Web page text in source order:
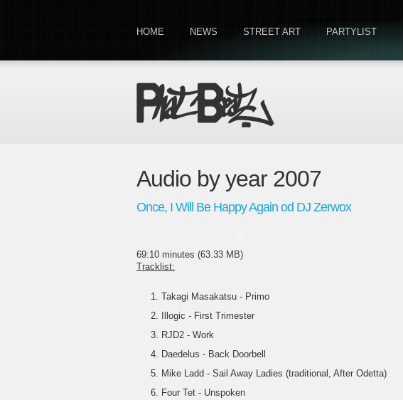
HOME NEWS STREET ART PARTYLIST
Audio by year 2007
Once, I Will Be Happy Again od DJ Zerwox
69:10 minutes (63.33 MB)
Tracklist:
Takagi Masakatsu - Primo
Illogic - First Trimester
RJD2 - Work
Daedelus - Back Doorbell
Mike Ladd - Sail Away Ladies (traditional, After Odetta)
Four Tet - Unspoken